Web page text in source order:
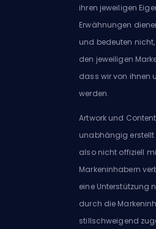
ihren jeweiligen
Erwähnungen
und bedeuten
den jeweiligen
dass wir von ihnen
werden.
Artwork und
unabhängig
also nicht offiziell
Markeninhabern
eine Unterstützung
durch die
stillschweigend